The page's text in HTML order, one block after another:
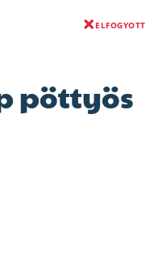
ELFOGYOTT
pöttyös